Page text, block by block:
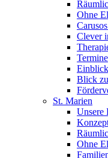
Ohne
Clever
Termine
Blick
St. Marien
Unsere
Ohne